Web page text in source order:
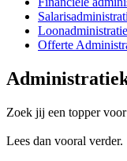
Offerte
Zoek jij een topper
Lees dan vooral verder.